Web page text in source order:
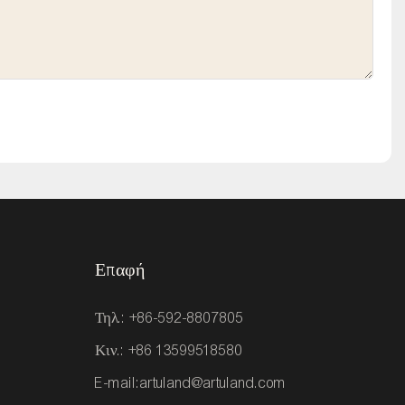
Επαφή
Τηλ.: +86-592-8807805
Κιν.: +86 13599518580
E-mail:artuland@artuland.com